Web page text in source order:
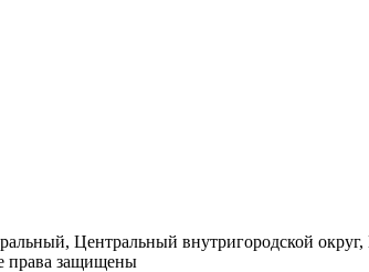
Центральный внутригородской округ,
защищены